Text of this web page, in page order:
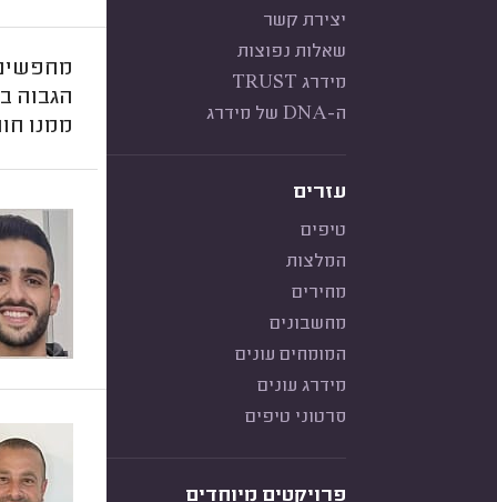
יצירת קשר
שאלות נפוצות
מידרג TRUST
ה-DNA של מידרג
עזרים
טיפים
המלצות
מחירים
מחשבונים
המומחים עונים
מידרג עונים
סרטוני טיפים
פרויקטים מיוחדים
הגבוה
ממנו